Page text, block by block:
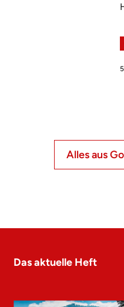
Alles aus
Das aktuelle Heft